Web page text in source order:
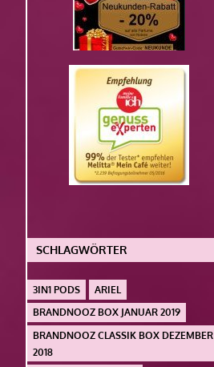
SCHLAGWÖRTER
3IN1 PODS
ARIEL
BRANDNOOZ BOX JANUAR 2019
BRANDNOOZ CLASSIK BOX DEZEMBER
2018